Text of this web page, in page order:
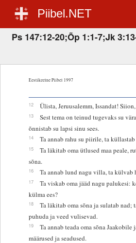
Piibel.NET
Ps 147:12-20;Õp 1:1-7;Jk
Eestikeelne Piibel 1997
12 Ülista, Jeruusalemm, Issandat!
13
Sest tema on teinud tugevaks su
õnnistab su lapsi sinu sees.
14 Ta annab rahu su piirile, ta
15
Ta läkitab oma ütlused maa peale,
sõna.
16 Ta annab lund nagu villa, ta külvab
17
Ta viskab oma jääd nagu palukesi:
külma ees?
18
Ta läkitab oma sõna ja sulatab nad;
puhuda ja veed vulisevad.
19
Ta annab teada oma sõna Jaakobile
määrused ja seadused.